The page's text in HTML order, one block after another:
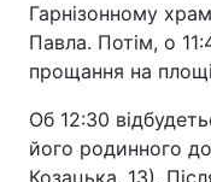
Гарнізонному
Павла. Потім, о
прощання на
Об 12:30
його родинного
Козацька, 13).